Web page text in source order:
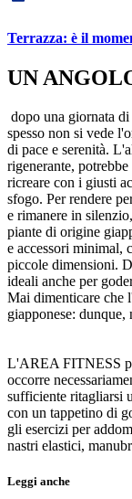
Terrazza: è il
UN
dopo una giornata di
spesso non si vede
di pace e serenità.
rigenerante,
ricreare con i giusti
sfogo. Per rendere
e rimanere in
piante di origine
e accessori minimal,
piccole dimensioni.
ideali anche per
Mai dimenticare che
giapponese:
L'AREA FITNESS
occorre
sufficiente ritagliarsi
con un tappetino di
gli esercizi per
nastri elastici,
Leggi anche